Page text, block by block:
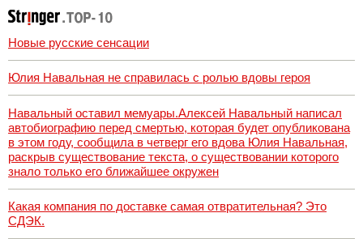
поле с горохом
Новые русские сенсации
Юлия Навальная не справилась с ролью вдовы героя
Навальный оставил мемуары.Алексей Навальный написал
автобиографию перед смертью, которая будет опубликована
в этом году, сообщила в четверг его вдова Юлия Навальная,
раскрыв существование текста, о существовании которого
знало только его ближайшее окружен
Какая компания по доставке самая отвратительная? Это
СДЭК.